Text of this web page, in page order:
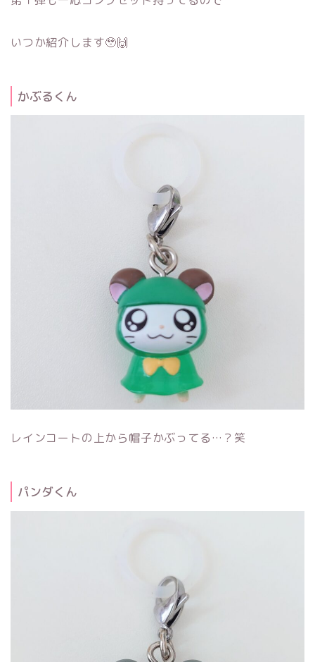
いつか紹介します🥹🙌
かぶるくん
レインコートの上から帽子かぶってる…？笑
パンダくん